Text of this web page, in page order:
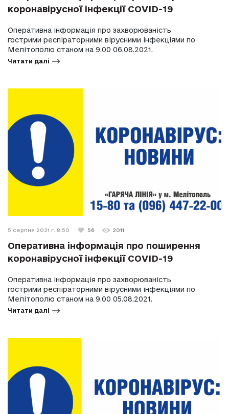
коронавірусної інфекції COVID-19
Оперативна інформація про захворюваність
гострими респіраторними вірусними інфекціями по
Мелітополю станом на 9.00 06.08.2021.
Читати далі
5 серпня 2021 г. 8:50 56 2011
Оперативна інформація про поширення
коронавірусної інфекції COVID-19
Оперативна інформація про захворюваність
гострими респіраторними вірусними інфекціями по
Мелітополю станом на 9.00 05.08.2021.
Читати далі